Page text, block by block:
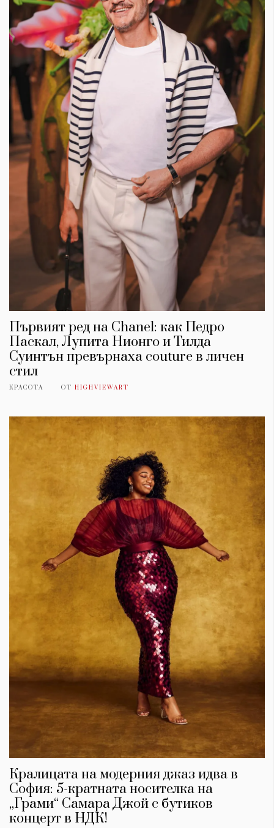
Първият ред на Chanel: как Педро
Паскал, Лупита Нионго и Тилда
Суинтън превърнаха couture в личен
стил
КРАСОТА ОТ HIGHVIEWART
Кралицата на модерния джаз идва в
София: 5-кратната носителка на
„Грами“ Самара Джой с бутиков
концерт в НДК!